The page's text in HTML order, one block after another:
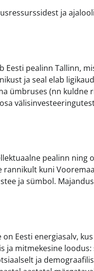
ja
Eesti pealinn Tallinn,
ja seal elab
ümbruses (nn kuldne
pealinn ning
rannikult kuni Vooremaa
ja sümbol.
Eesti energiasalv, kus
ja mitmekesine loodus:
ja